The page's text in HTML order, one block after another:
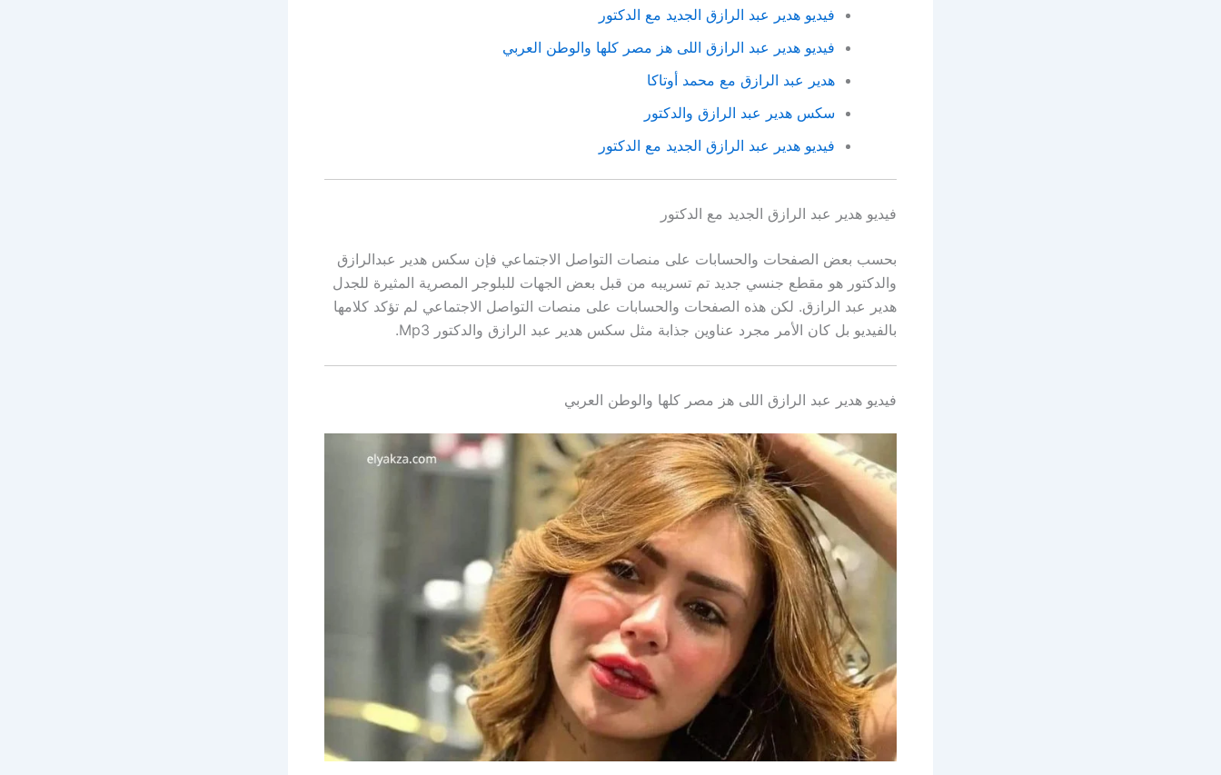
فيديو هدير عبد الرازق الجديد مع الدكتور
فيديو هدير عبد الرازق اللى هز مصر كلها والوطن العربي
هدير عبد الرازق مع محمد أوتاكا
سكس هدير عبد الرازق والدكتور
فيديو هدير عبد الرازق الجديد مع الدكتور
فيديو هدير عبد الرازق الجديد مع الدكتور
بحسب بعض الصفحات والحسابات على منصات التواصل الاجتماعي فإن سكس هدير عبدالرازق
والدكتور هو مقطع جنسي جديد تم تسريبه من قبل بعض الجهات للبلوجر المصرية المثيرة للجدل
هدير عبد الرازق. لكن هذه الصفحات والحسابات على منصات التواصل الاجتماعي لم تؤكد كلامها
بالفيديو بل كان الأمر مجرد عناوين جذابة مثل سكس هدير عبد الرازق والدكتور Mp3.
فيديو هدير عبد الرازق اللى هز مصر كلها والوطن العربي